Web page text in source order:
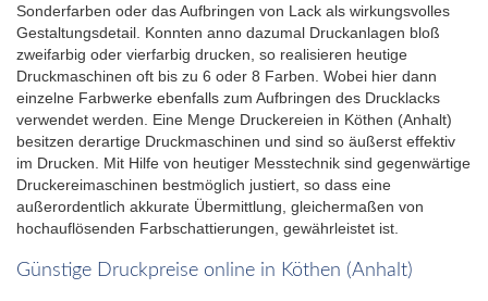
Sonderfarben oder das Aufbringen von Lack als wirkungsvolles
Gestaltungsdetail. Konnten anno dazumal Druckanlagen bloß
zweifarbig oder vierfarbig drucken, so realisieren heutige
Druckmaschinen oft bis zu 6 oder 8 Farben. Wobei hier dann
einzelne Farbwerke ebenfalls zum Aufbringen des Drucklacks
verwendet werden. Eine Menge Druckereien in Köthen (Anhalt)
besitzen derartige Druckmaschinen und sind so äußerst effektiv
im Drucken. Mit Hilfe von heutiger Messtechnik sind gegenwärtige
Druckereimaschinen bestmöglich justiert, so dass eine
außerordentlich akkurate Übermittlung, gleichermaßen von
hochauflösenden Farbschattierungen, gewährleistet ist.
Günstige Druckpreise online in Köthen (Anhalt)